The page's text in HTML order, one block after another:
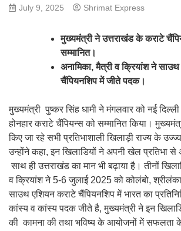
July 9, 2025 Shrimat Express
मुख्यमंत्री ने उत्तराखंड के कराटे
सम्मानित।
अनामिका, मैत्री व क्रियांश ने
चैंपियनशिप में जीते पदक।
मुख्यमंत्री पुष्कर सिंह धामी ने मंगलवार को नई
होनहार कराटे चैंपियन्स को सम्मानित किया।
किए जा रहे सभी प्रतिभाशाली खिलाड़ी राज्य के
उन्होंने कहा, इन खिलाडियों ने अपनी खेल प्रतिभा से
साथ ही उत्तराखंड का मान भी बढ़ाया है। तीनों
व क्रियांश ने 5-6 जुलाई 2025 को कोलंबो,
साउथ एशियन कराटे चैंपियनशिप में भारत का
कांस्य व कांस्य पदक जीते है, मुख्यमंत्री ने इन
की कामना की तथा भविष्य के आयोजनों में सफलता